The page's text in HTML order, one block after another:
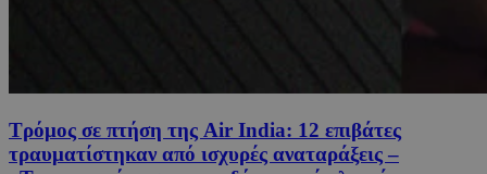
Τρόμος σε πτήση της Air India: 12 επιβάτες
τραυματίστηκαν από ισχυρές αναταράξεις –